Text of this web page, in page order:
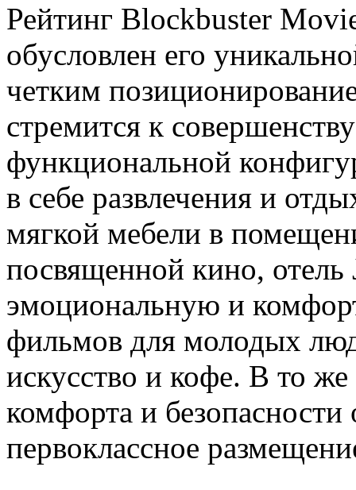
Рейтинг Blockbuster
обусловлен его
четким
стремится к
функциональной
в себе развлечения и
мягкой мебели в
посвященной кино,
эмоциональную и
фильмов для молодых
искусство и кофе. В то
комфорта и безопасности
первоклассное